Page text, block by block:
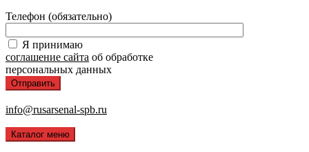
Телефон (обязательно)
Я принимаю
соглашение сайта об обработке
персональных данных
info@rusarsenal-spb.ru
Каталог меню